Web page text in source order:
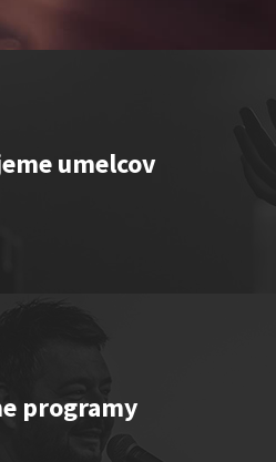
umelcov
programy